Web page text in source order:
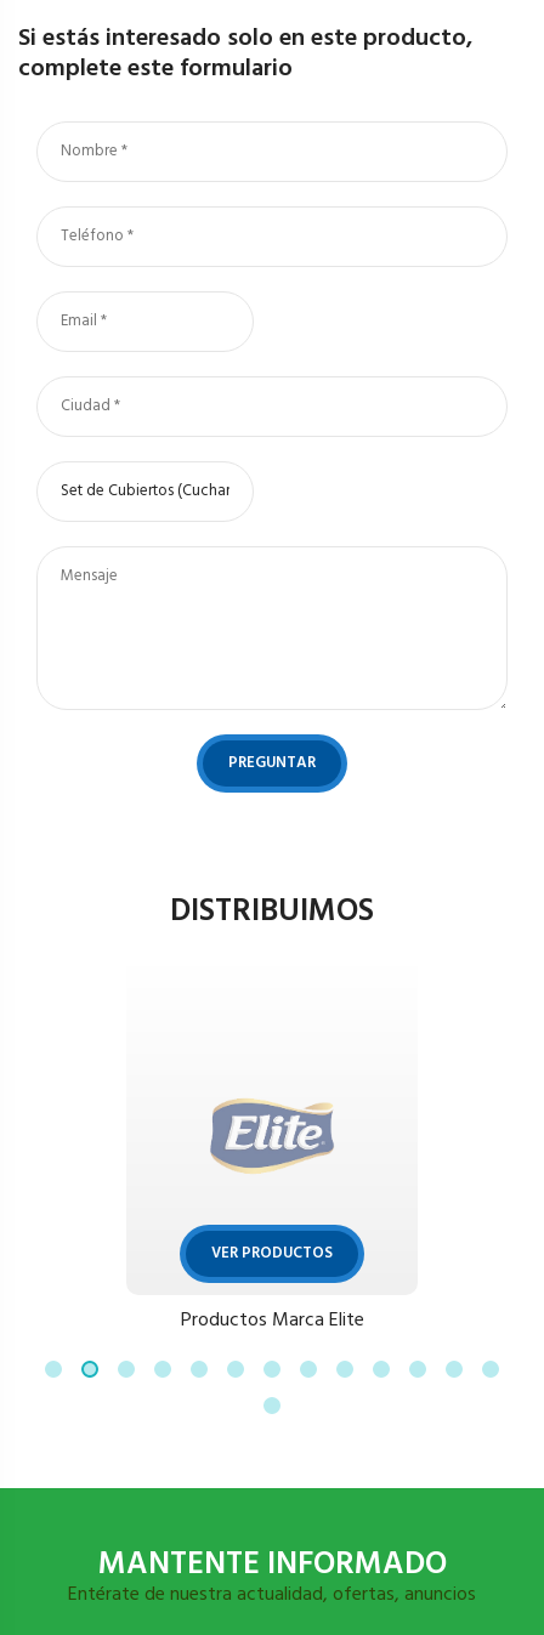
Si estás interesado solo en este producto,
complete este formulario
PREGUNTAR
DISTRIBUIMOS
VER PRODUCTOS
Productos Marca Elite
MANTENTE INFORMADO
Entérate de nuestra actualidad, ofertas, anuncios